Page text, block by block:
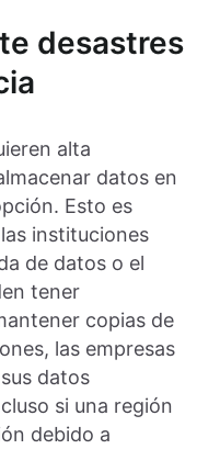
desastres
alta
datos en
Esto es
instituciones
de datos o el
tener
copias de
las empresas
datos
si una región
debido a